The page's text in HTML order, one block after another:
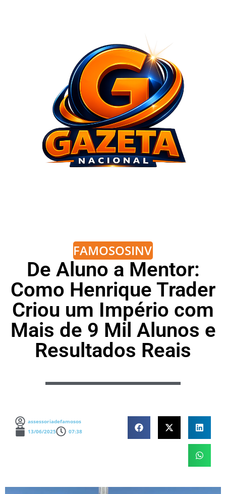
FAMOSOSINVESTIMENTOS
De Aluno a Mentor:
Como Henrique Trader
Criou um Império com
Mais de 9 Mil Alunos e
Resultados Reais
assessoriadefamosos
13/06/2025
07:38